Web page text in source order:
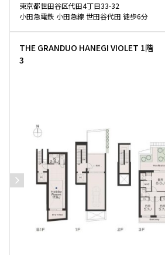
東京都世田谷区代田4丁目33-32
小田急電鉄 小田急線 世田谷代田 徒歩6分
THE GRANDUO HANEGI VIOLET 1階
3